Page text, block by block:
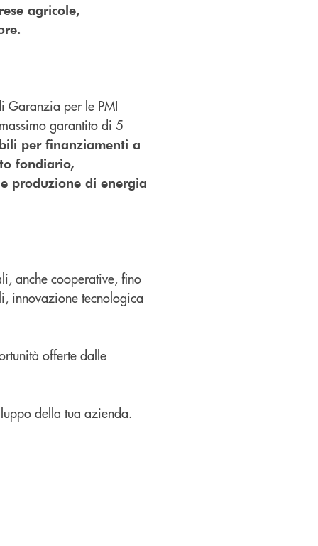
agricole,
Garanzia per le PMI
garantito di 5
per finanziamenti a
fondiario,
produzione di energia
anche cooperative, fino
innovazione tecnologica
offerte dalle
della tua azienda.